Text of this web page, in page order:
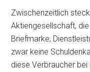
Zwischenzeitlich
Aktiengesellschaft,
Briefmarke,
zwar keine
diese Verbraucher